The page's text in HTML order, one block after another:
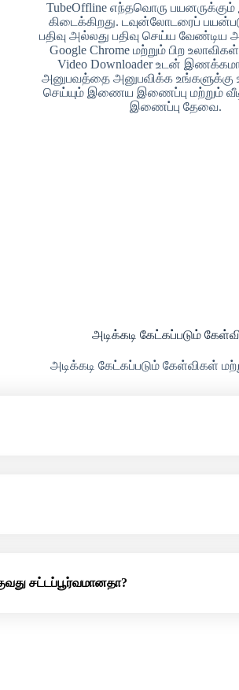
TubeOffline எந்தவொரு
கிடைக்கிறது. டவுன்லோடரைப்
பதிவு அல்லது பதிவு செய்ய வேண்டிய
Google Chrome மற்றும் பிற
Video Downloader உடன்
அனுபவத்தை அனுபவிக்க உங்களுக்கு
செய்யும் இணைய இணைப்பு மற்றும்
இணைப்பு தேவை.
அடிக்கடி கேட்கப்படும்
அடிக்கடி கேட்கப்படும் கேள்விகள்
சட்டப்பூர்வமானதா?